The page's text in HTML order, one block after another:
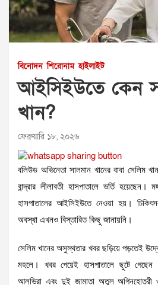
বিনোদন শিরোনাম হাইলাইট
আইসিইউতে কেন
খান?
ফেব্রুয়ারি ১৮, ২০২৬
বলিউড অভিনেতা সালমান খানের বাবা সেলিম
বান্দ্রার লীলাবতী হাসপাতালে ভর্তি হয়েছেন।
হাসপাতালের আইসিইউতে নেওয়া হয়।
অবস্থা এখনও বিস্তারিত কিছু জানায়নি।
সেলিম খানের অসুস্থতার খবর ছড়িয়ে পড়তেই
মহলে। খবর পেয়েই হাসপাতালে ছুটে গেছেন
আলভিরা এবং দুই জামাতা অতুল